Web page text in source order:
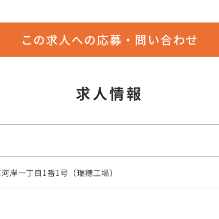
この求人への応募・問い合わせ
求人情報
岸一丁目1番1号（瑞穂工場）